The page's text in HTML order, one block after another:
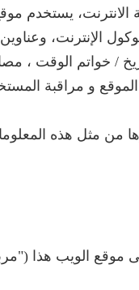
/ خواتم الوقت ،
الموقع و مراقبة
من مثل هذه